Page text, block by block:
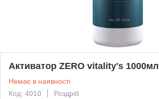
Активатор ZERO vitality's 1000мл
Немає в наявності
Код: 4010
Роздріб